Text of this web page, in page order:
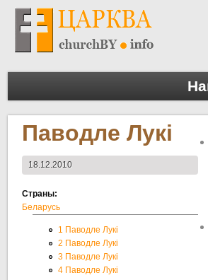
Паводле Лукі
18.12.2010
Страны:
Беларусь
1 Паводле Лукі
2 Паводле Лукі
3 Паводле Лукі
4 Паводле Лукі